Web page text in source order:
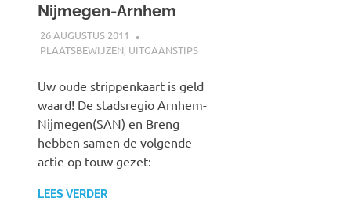
Nijmegen-Arnhem
26 AUGUSTUS 2011
PLAATSBEWIJZEN, UITGAANSTIPS
Uw oude strippenkaart is geld
waard! De stadsregio Arnhem-
Nijmegen(SAN) en Breng
hebben samen de volgende
actie op touw gezet:
LEES VERDER